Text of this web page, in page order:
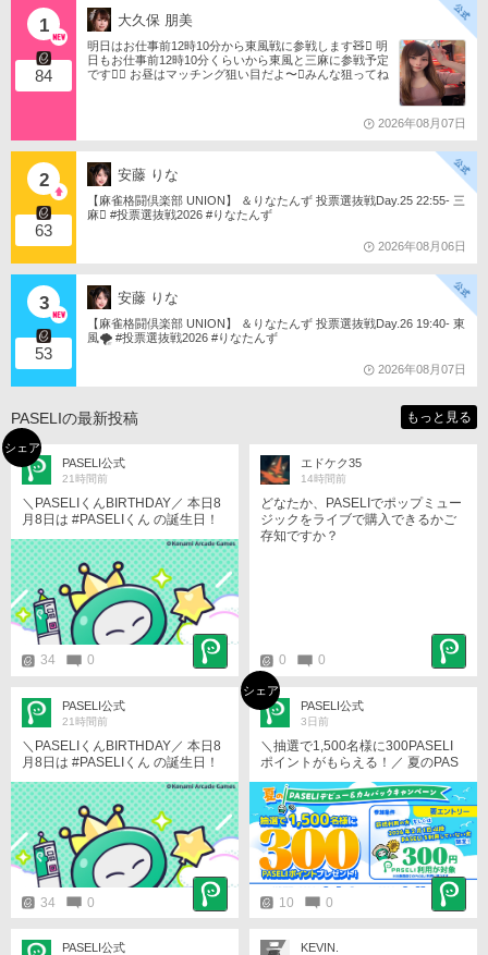
1
84
大久保 朋美
明日はお仕事前12時10分から東風戦に参戦します🧸󾬏 明
日もお仕事前12時10分くらいから東風と三麻に参戦予定
です󾠔󾭠 お昼はマッチング狙い目だよ〜󾍘みんな狙ってね
2026年08月07日
2
63
安藤 りな
【麻雀格闘倶楽部 UNION】 ＆りなたんず 投票選抜戦Day.25 22:55- 三
麻󾆽 #投票選抜戦2026 #りなたんず
2026年08月06日
3
53
安藤 りな
【麻雀格闘倶楽部 UNION】 ＆りなたんず 投票選抜戦Day.26 19:40- 東
風🌪️ #投票選抜戦2026 #りなたんず
2026年08月07日
PASELIの最新投稿 もっと見る
PASELI公式
21時間前
シェア
＼PASELIくんBIRTHDAY／ 本日8
月8日は #PASELIくん の誕生日！
ユーザーさん！いつもありがと
う！ 誕生日を記念して、壁紙を配
布中！ ぜひ、チェックしてみて
ね！ https://p.eagate.573.jp/game/
paseli/paseli-kun/comic/archive/09
7.html #PASELIくんのPaySmartEn
joyLife #パセリくん
34
0
エドケク35
14時間前
どなたか、PASELIでポップミュー
ジックをライブで購入できるかご
存知ですか？
0 0
PASELI公式
21時間前
＼PASELIくんBIRTHDAY／ 本日8
月8日は #PASELIくん の誕生日！
う！ 誕生日を記念して、壁紙を配
布中！ ぜひ、チェックしてみて
ね！ https://p.eagate.573.jp/game/
paseli/paseli-kun/comic/archive/09
7.html #PASELIくんのPaySmartEn
joyLife #パセリくん
34
0
PASELI公式
3日前
シェア
＼抽選で1,500名様に300PASELI
ポイントがもらえる！／ 夏のPAS
ーン開催！ 新規・復帰ユーザー限
定！ 対象商品でPASELIを300円以
上利用すると、抽選で1,500名様に
300PASELIポイントをプレゼン
ト！ ／ 今すぐエントリー！ ＼ 詳
細はこちら https://p.eagate.573.jp/
game/paseli/campaign/P26_02/?u
tm_medium=banner&utm_campai
10 0
PASELI公式 KEVIN.